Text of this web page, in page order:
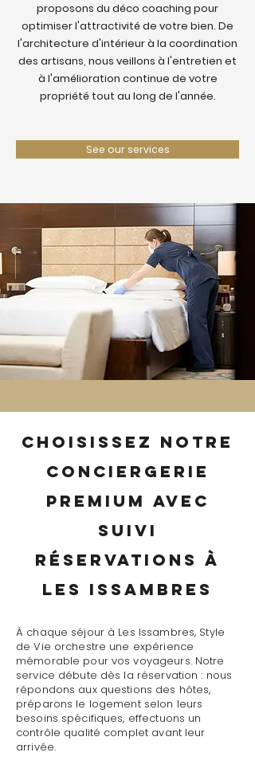
proposons du déco coaching pour
optimiser l'attractivité de votre bien. De
l'architecture d'intérieur à la coordination
des artisans, nous veillons à l'entretien et
à l'amélioration continue de votre
propriété tout au long de l'année.
See our services
Choisissez notre
conciergerie
premium avec
suivi
réservations à
Les Issambres
À chaque séjour à Les Issambres, Style
de Vie orchestre une expérience
mémorable pour vos voyageurs. Notre
service débute dès la réservation : nous
répondons aux questions des hôtes,
préparons le logement selon leurs
besoins spécifiques, effectuons un
contrôle qualité complet avant leur
arrivée.